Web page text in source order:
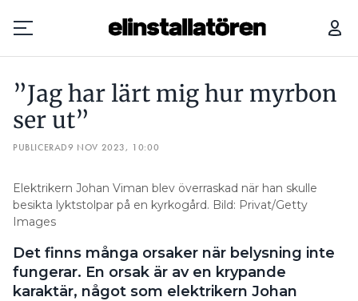
Prenumerera
Hantera prenumeration
Lediga jobb
Annonsera
Läs E-tidningen
”Jag har lärt mig hur myrbon
ser ut”
PUBLICERAD9 NOV 2023, 10:00
Elektrikern Johan Viman blev överraskad när han skulle
besikta lyktstolpar på en kyrkogård. Bild: Privat/Getty
Images
Det finns många orsaker när belysning inte
fungerar. En orsak är av en krypande
karaktär, något som elektrikern Johan
”JAG HAR LÄRT MIG HUR MYRBON SER UT”